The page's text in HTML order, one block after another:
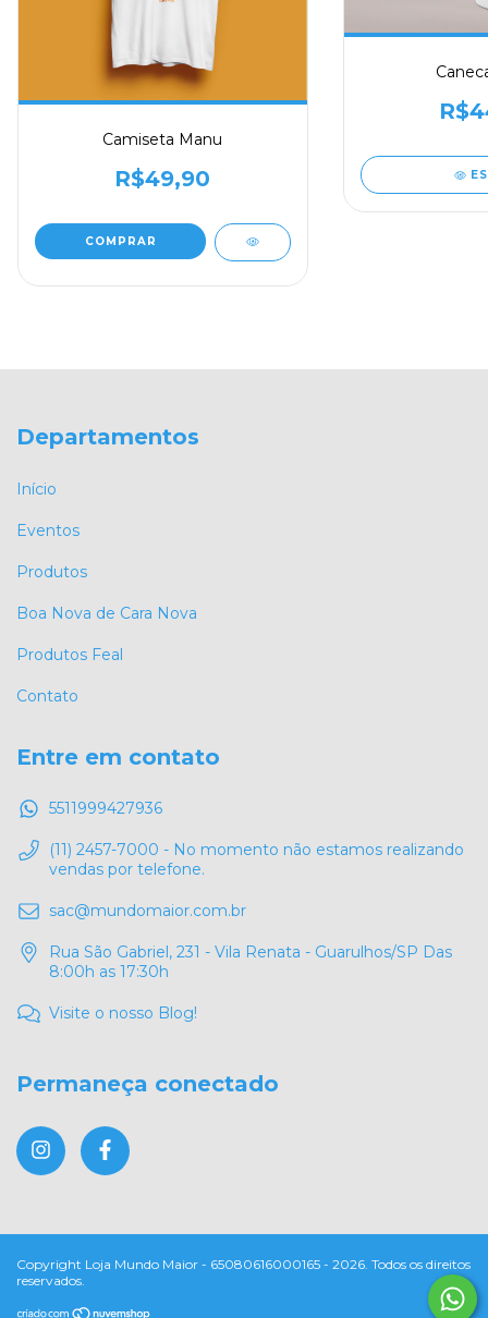
Camiseta Manu
R$49,90
COMPRAR
Departamentos
Início
Eventos
Produtos
Boa Nova de Cara Nova
Produtos Feal
Contato
Entre em contato
5511999427936
(11) 2457-7000 - No momento não estamos realizando
vendas por telefone.
sac@mundomaior.com.br
Rua São Gabriel, 231 - Vila Renata - Guarulhos/SP Das
8:00h as 17:30h
Visite o nosso Blog!
Permaneça conectado
Copyright Loja Mundo Maior - 65080616000165 - 2026. Todos os direitos
reservados.